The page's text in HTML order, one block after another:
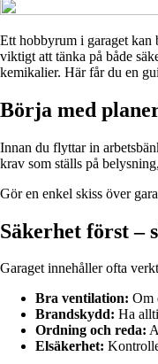
Ett hobbyrum i garaget kan
viktigt att tänka på både
kemikalier. Här får du en
Börja med
Innan du flyttar in
krav som ställs på
Gör en enkel skiss över
Säkerhet först –
Garaget innehåller ofta
Bra ventilation: Om
Brandskydd: Ha
Ordning och reda:
Elsäkerhet: